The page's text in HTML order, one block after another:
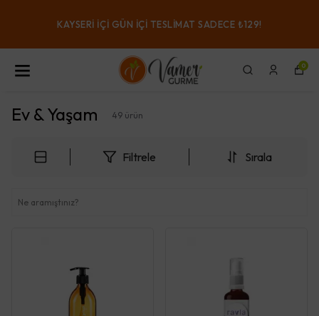
KAYSERI IÇI GÜN IÇI TESLIMAT SADECE ₺129!
0
Ev & Yaşam 49 ürün
Filtrele Sırala